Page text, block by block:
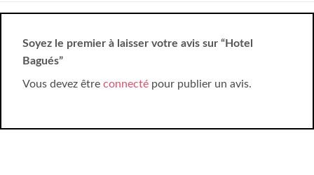
Soyez le premier à laisser votre avis sur “Hotel
Bagués”
Vous devez être connecté pour publier un avis.